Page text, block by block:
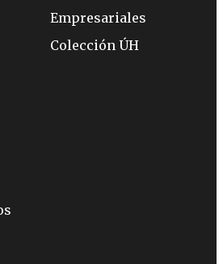
Empresariales
Colección ÚH